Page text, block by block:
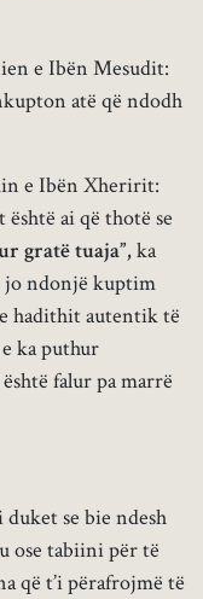
e Ibën Mesudit:
atë që ndodh
e Ibën Xheririt:
ai që thotë se
gratë tuaja”,ka
jo ndonjë kuptim
hadithit autentik të
ka puthur
falur pa marrë
se bie ndesh
ose tabiini për të
që t’i përafrojmë të